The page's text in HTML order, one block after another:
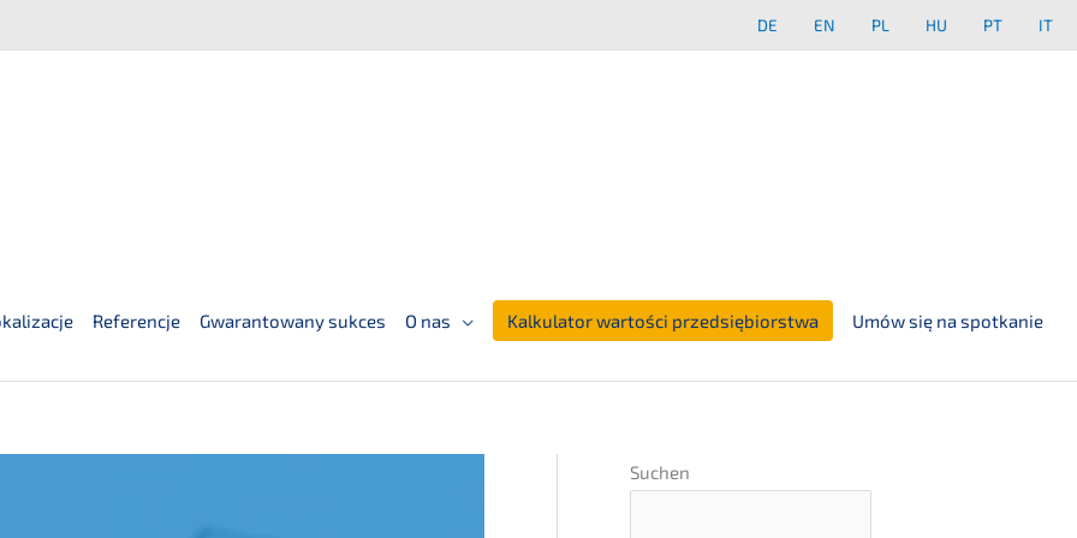
DE EN PL HU PT IT
Referencje Gwarantowany sukces O nas Kalkulator wartości przedsiębiorstwa Umów się na spotkanie
Suchen